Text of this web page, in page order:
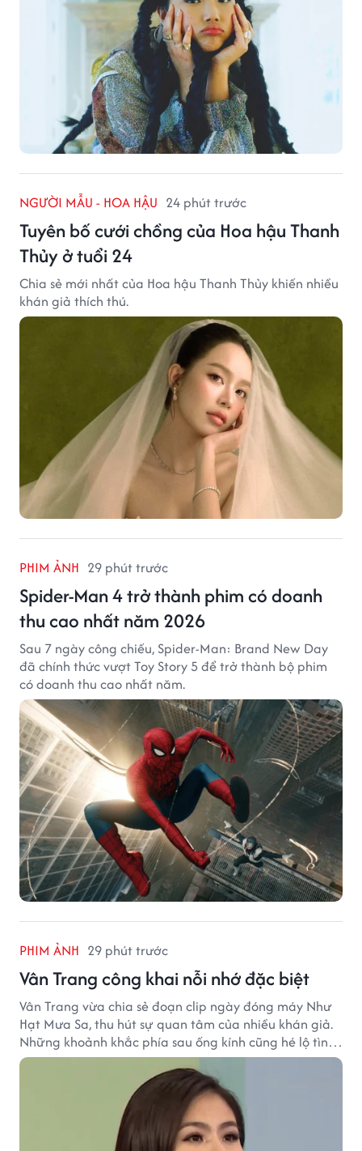
NGƯỜI MẪU - HOA HẬU 24 phút trước
Tuyên bố cưới chồng của Hoa hậu Thanh
Thủy ở tuổi 24
Chia sẻ mới nhất của Hoa hậu Thanh Thủy khiến nhiều
khán giả thích thú.
PHIM ẢNH 29 phút trước
Spider-Man 4 trở thành phim có doanh
thu cao nhất năm 2026
Sau 7 ngày công chiếu, Spider-Man: Brand New Day
đã chính thức vượt Toy Story 5 để trở thành bộ phim
có doanh thu cao nhất năm.
PHIM ẢNH 29 phút trước
Vân Trang công khai nỗi nhớ đặc biệt
Vân Trang vừa chia sẻ đoạn clip ngày đóng máy Như
Hạt Mưa Sa, thu hút sự quan tâm của nhiều khán giả.
Những khoảnh khắc phía sau ống kính cũng hé lộ tình
cảm đặc biệt mà nữ diễn viên dành cho ê-kíp bộ phim.